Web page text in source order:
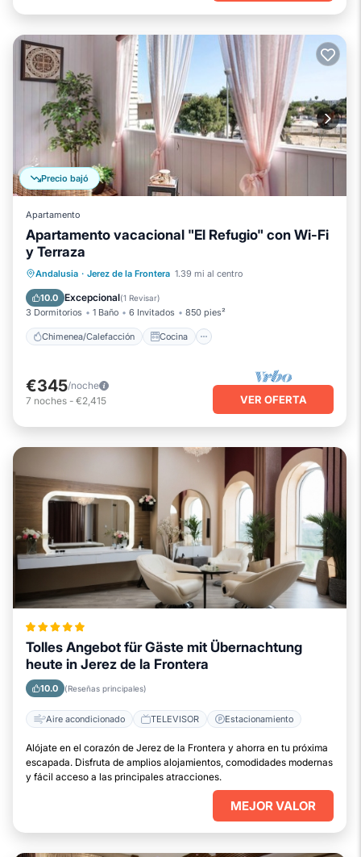
Precio bajó
Apartamento
Apartamento vacacional "El Refugio" con Wi-Fi
y Terraza
Andalusia · Jerez de la Frontera 1.39 mi al centro
10.0 Excepcional(1 Revisar)
3 Dormitorios 1 Baño 6 Invitados 850 pies²
Chimenea/Calefacción Cocina
Chimenea/Calefacción
Cocina
Aire acondicionado
€345/noche
7 noches - €2,415 VER OFERTA
Tolles Angebot für Gäste mit Übernachtung
heute in Jerez de la Frontera
10.0 (Reseñas principales)
Aire acondicionado TELEVISOR Estacionamiento
Alójate en el corazón de Jerez de la Frontera y ahorra en tu próxima
escapada. Disfruta de amplios alojamientos, comodidades modernas
y fácil acceso a las principales atracciones.
MEJOR VALOR